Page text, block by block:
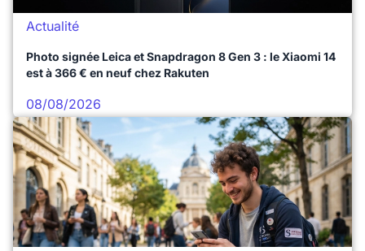
Actualité
Photo signée Leica et Snapdragon 8 Gen 3 : le Xiaomi 14
est à 366 € en neuf chez Rakuten
08/08/2026